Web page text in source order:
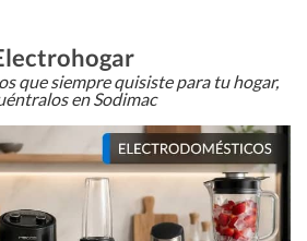
que siempre quisiste para tu hogar,
en Sodimac